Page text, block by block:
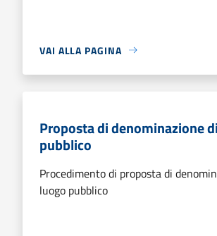
VAI ALLA PAGINA
Proposta di denominazione
pubblico
Procedimento di proposta di
luogo pubblico